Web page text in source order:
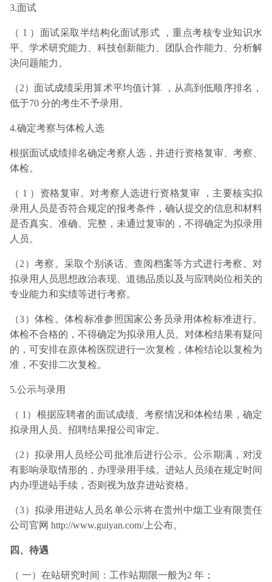
3.面试
（ 1 ）面试采取半结构化面试形式 ，重点考核专业知识水
平、学术研究能力、科技创新能力、团队合作能力、分析解
决问题能力。
（2）面试成绩采用算术平均值计算 ，从高到低顺序排名，
低于70 分的考生不予录用。
4.确定考察与体检人选
根据面试成绩排名确定考察人选，并进行资格复审、考察、
体检。
（ 1 ）资格复审。对考察人选进行资格复审 ，主要核实拟
录用人员是否符合规定的报考条件，确认提交的信息和材料
是否真实、准确、完整，未通过复审的，不得确定为拟录用
人员。
（2）考察。采取个别谈话、查阅档案等方式进行考察。对
拟录用人员思想政治表现、道德品质以及与应聘岗位相关的
专业能力和实绩等进行考察。
（3）体检。体检标准参照国家公务员录用体检标准进行。
体检不合格的，不得确定为拟录用人员。对体检结果有疑问
的，可安排在原体检医院进行一次复检，体检结论以复检为
准，不安排二次复检。
5.公示与录用
（ 1）根据应聘者的面试成绩、考察情况和体检结果，确定
拟录用人员。招聘结果报公司审定。
（2）拟录用人员经公司批准后进行公示。公示期满，对没
有影响录取情形的，办理录用手续。进站人员须在规定时间
内办理进站手续，否则视为放弃进站资格。
（3）拟录用进站人员名单公示将在贵州中烟工业有限责任
公司官网 http://www.guiyan.com/上公布。
四、待遇
（ 一）在站研究时间：工作站期限一般为2 年；